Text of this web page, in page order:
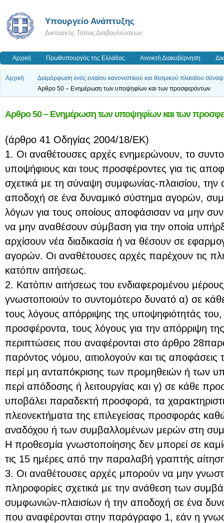
Υπουργείο Ανάπτυξης
Δικτυακός Τόπος Διαβουλεύσεων
Αρχική Πρωθυπουργός της Ελλάδας Ανοικτή Διακυβέρνηση
Αρχική
Διαμόρφωση ενός ενιαίου κανονιστικού και θεσμικού πλαισίου
Αρθρο 50 – Ενημέρωση των υποψηφίων και των προσφερόντων
Αρθρο 50 – Ενημέρωση των υποψηφίων και των
(άρθρο 41 Oδηγίας 2004/18/ΕΚ)
1. Οι αναθέτουσες αρχές ενημερώνουν, το
υποψήφιους και τους προσφέροντες για τις
σχετικά με τη σύναψη συμφωνίας-πλαισίου,
αποδοχή σε ένα δυναμικό σύστημα αγορών,
λόγων για τους οποίους αποφάσισαν να μην
να μην αναθέσουν σύμβαση για την οποία
αρχίσουν νέα διαδικασία ή να θέσουν σε
αγορών. Οι αναθέτουσες αρχές παρέχουν τις
κατόπιν αιτήσεως.
2. Κατόπιν αιτήσεως του ενδιαφερομένου
γνωστοποιούν το συντομότερο δυνατό α) σε
τους λόγους απόρριψης της υποψηφιότητάς
προσφέροντα, τους λόγους για την απόρριψη
περιπτώσεις που αναφέρονται στο άρθρο
παρόντος νόμου, αιτιολογούν και τις αποφάσεις
περί μη ανταπόκρισης των προμηθειών ή των
περί απόδοσης ή λειτουργίας και γ) σε κάθε
υποβάλει παραδεκτή προσφορά, τα
πλεονεκτήματα της επιλεγείσας προσφοράς
αναδόχου ή των συμβαλλομένων μερών στη
Η προθεσμία γνωστοποίησης δεν μπορεί σε
τις 15 ημέρες από την παραλαβή γραπτής
3. Οι αναθέτουσες αρχές μπορούν να μην
πληροφορίες σχετικά με την ανάθεση των
συμφωνιών-πλαισίων ή την αποδοχή σε ένα
που αναφέρονται στην παράγραφο 1, εάν η